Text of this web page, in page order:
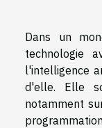
Dans un
technologie
l'intelligence
d'elle. Elle
notamment